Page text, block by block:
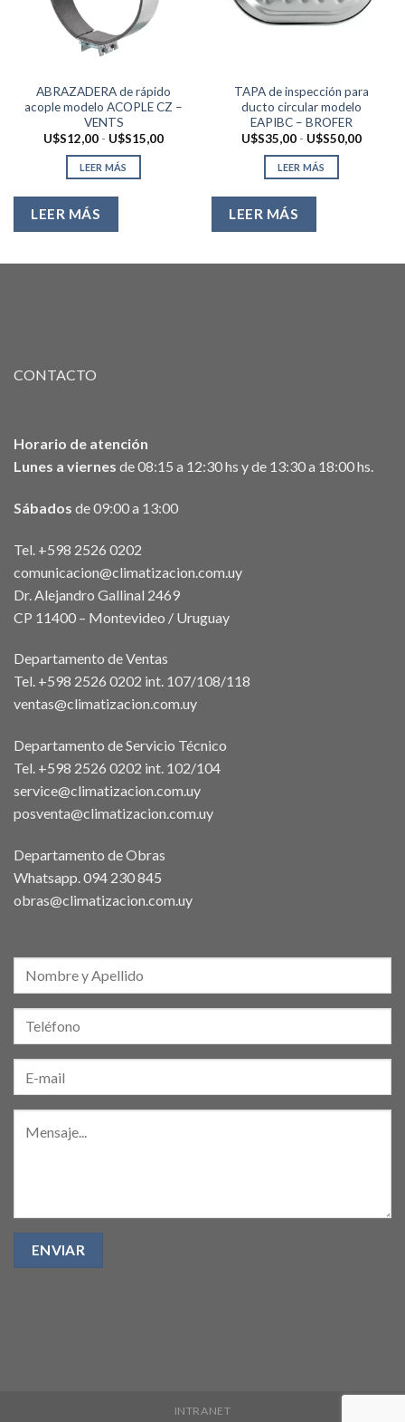
ABRAZADERA de rápido
acople modelo ACOPLE CZ –
VENTS
U$S12,00 - U$S15,00Rango
LEER MÁS
LEER MÁS
TAPA de inspección para
ducto circular modelo
EAPIBC – BROFER
U$S35,00 - U$S50,00Rango
LEER MÁS
LEER MÁS
CONTACTO
Horario de atención
Lunes a viernes de 08:15 a 12:30 hs y de 13:30 a 18:00 hs.
Sábados de 09:00 a 13:00
Tel. +598 2526 0202
comunicacion@climatizacion.com.uy
Dr. Alejandro Gallinal 2469
CP 11400 – Montevideo / Uruguay
Departamento de Ventas
Tel. +598 2526 0202 int. 107/108/118
ventas@climatizacion.com.uy
Departamento de Servicio Técnico
Tel. +598 2526 0202 int. 102/104
service@climatizacion.com.uy
posventa@climatizacion.com.uy
Departamento de Obras
Whatsapp.094 230 845
obras@climatizacion.com.uy
INTRANET